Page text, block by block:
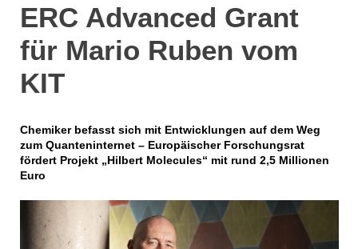
ERC Advanced Grant
für Mario Ruben vom
KIT
Chemiker befasst sich mit Entwicklungen auf dem Weg
zum Quanteninternet – Europäischer Forschungsrat
fördert Projekt „Hilbert Molecules“ mit rund 2,5 Millionen
Euro